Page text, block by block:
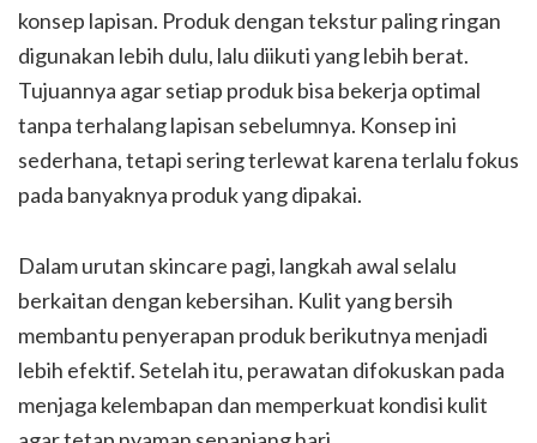
konsep lapisan. Produk dengan tekstur paling ringan
digunakan lebih dulu, lalu diikuti yang lebih berat.
Tujuannya agar setiap produk bisa bekerja optimal
tanpa terhalang lapisan sebelumnya. Konsep ini
sederhana, tetapi sering terlewat karena terlalu fokus
pada banyaknya produk yang dipakai.
Dalam urutan skincare pagi, langkah awal selalu
berkaitan dengan kebersihan. Kulit yang bersih
membantu penyerapan produk berikutnya menjadi
lebih efektif. Setelah itu, perawatan difokuskan pada
menjaga kelembapan dan memperkuat kondisi kulit